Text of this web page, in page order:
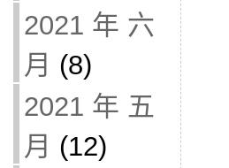
2021 年 六
月 (8)
2021 年 五
月 (12)